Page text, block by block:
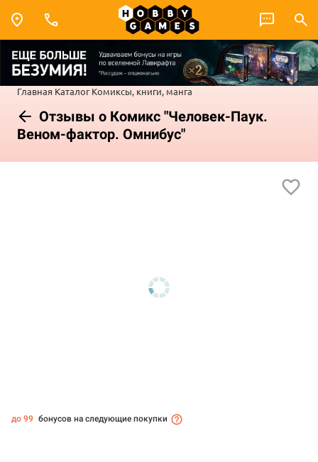
Главная Каталог Комиксы, книги, манга
Отзывы о Комикс "Человек-Паук.
Веном-фактор. Омнибус"
до 99 бонусов на следующие покупки